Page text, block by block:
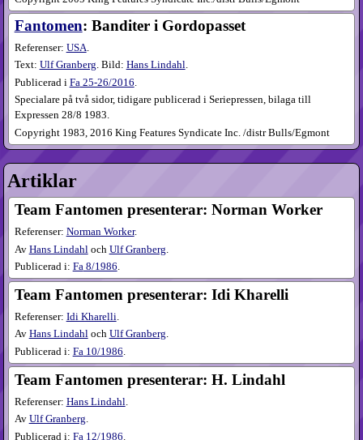
Fantomen: Banditer i Gordopasset
Referenser: USA.
Text: Ulf Granberg. Bild: Hans Lindahl.
Publicerad i Fa25-26​/2016.
Specialare på två sidor, tidigare publicerad i Seriepressen, bilaga till
Expressen 28/8 1983.
Copyright 1983, 2016 King Features Syndicate Inc. /distr Bulls/Egmont
Artiklar
Team Fantomen presenterar: Norman Worker
Referenser: Norman Worker.
Av Hans Lindahl och Ulf Granberg
Publicerad i: Fa8​/1986.
Team Fantomen presenterar: Idi Kharelli
Referenser: Idi Kharelli.
Av Hans Lindahloch Ulf Granberg.
Publicerad i: Fa10​/1986.
Team Fantomen presenterar: H. Lindahl
Referenser: Hans Lindahl
Av Ulf Granberg.
Publicerad i: Fa 12​/1986